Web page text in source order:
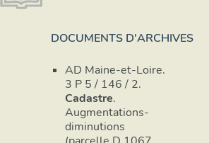
DOCUMENTS D'ARCHIVES
AD Maine-et-Loire.
3 P 5 / 146 / 2.
Cadastre.
Augmentations-
diminutions